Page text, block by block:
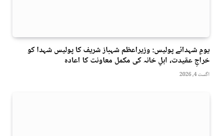
یومِ شہدائے پولیس: وزیراعظم شہباز شریف کا پولیس شہدا کو
خراجِ عقیدت، اہلِ خانہ کی مکمل معاونت کا اعادہ
اگست 4, 2026